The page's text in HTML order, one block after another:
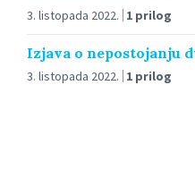
3. listopada 2022. 1 prilog
Izjava o nepostojanju
3. listopada 2022. 1 prilog